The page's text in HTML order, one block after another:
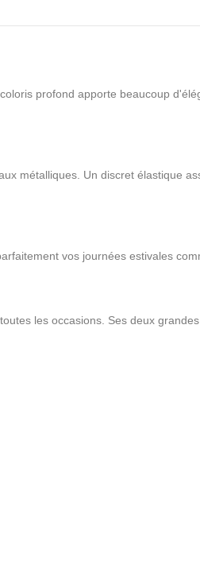
profond apporte beaucoup
métalliques. Un discret élastique
vos journées estivales
les occasions. Ses deux